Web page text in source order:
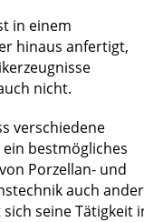
in einem
hinaus anfertigt,
nicht.
verschiedene
bestmögliches
Porzellan- und
auch
seine Tätigkeit
- Die besten